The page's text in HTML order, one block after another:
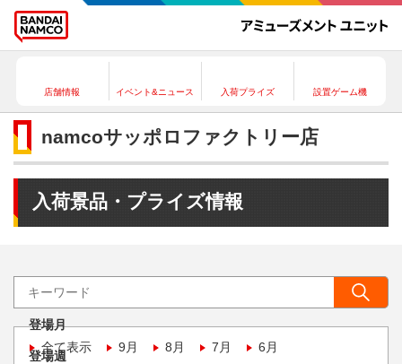
店舗情報 イベント&ニュース 入荷プライズ 設置ゲーム機
namcoサッポロファクトリー店
入荷景品・プライズ情報
登場月
全て表示
9月 8月 7月 6月
登場週